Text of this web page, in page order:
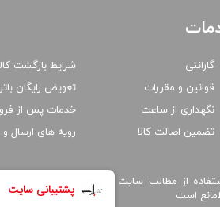
از مطالب سایت پارسه واچ فقط برای
است
گارانتی
قوانین و مقررات
نگهداری از ساعت
تضمین اصالت کالا
شرایط بازگشت
تعویض رایگان
خدمات پس از
رویه های ارسال و